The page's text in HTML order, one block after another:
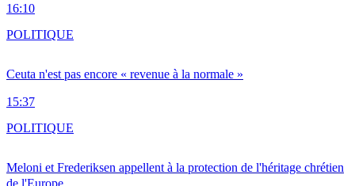
16:10
Ceuta n'est pas encore « revenue à la normale »
15:37
POLITIQUE
Meloni et Frederiksen appellent à la protection de l'héritage chrétien
de l'Europe
POLITIQUE